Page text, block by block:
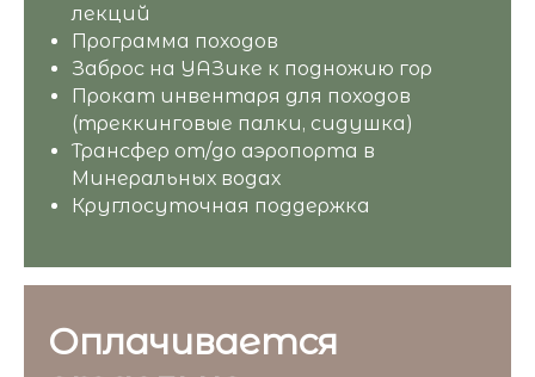
лекций
Программа походов
Заброс на УАЗике к подножию гор
Прокат инвентаря для походов
(треккинговые палки, сидушка)
Трансфер от/до аэропорта в
Минеральных водах
Круглосуточная поддержка
Оплачивается